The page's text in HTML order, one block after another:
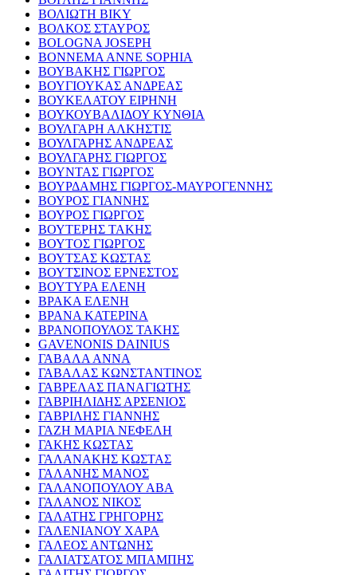
ΒΟΛΙΩΤΗ ΒΙΚΥ
ΒΟΛΚΟΣ ΣΤΑΥΡΟΣ
BOLOGNA JOSEPH
BONNEMA ANNE SOPHIA
ΒΟΥΒΑΚΗΣ ΓΙΩΡΓΟΣ
ΒΟΥΓΙΟΥΚΑΣ ΑΝΔΡΕΑΣ
ΒΟΥΚΕΛΑΤΟΥ ΕΙΡΗΝΗ
ΒΟΥΚΟΥΒΑΛΙΔΟΥ ΚΥΝΘΙΑ
ΒΟΥΛΓΑΡΗ ΑΛΚΗΣΤΙΣ
ΒΟΥΛΓΑΡΗΣ ΑΝΔΡΕΑΣ
ΒΟΥΛΓΑΡΗΣ ΓΙΩΡΓΟΣ
ΒΟΥΝΤΑΣ ΓΙΩΡΓΟΣ
ΒΟΥΡΔΑΜΗΣ ΓΙΩΡΓΟΣ-ΜΑΥΡΟΓΕΝΝΗΣ
ΒΟΥΡΟΣ ΓΙΑΝΝΗΣ
ΒΟΥΡΟΣ ΓΙΩΡΓΟΣ
ΒΟΥΤΕΡΗΣ ΤΑΚΗΣ
ΒΟΥΤΟΣ ΓΙΩΡΓΟΣ
ΒΟΥΤΣΑΣ ΚΩΣΤΑΣ
ΒΟΥΤΣΙΝΟΣ ΕΡΝΕΣΤΟΣ
ΒΟΥΤΥΡΑ ΕΛΕΝΗ
ΒΡΑΚΑ ΕΛΕΝΗ
ΒΡΑΝΑ ΚΑΤΕΡΙΝΑ
ΒΡΑΝΟΠΟΥΛΟΣ ΤΑΚΗΣ
GAVENONIS DAINIUS
ΓΑΒΑΛΑ ΑΝΝΑ
ΓΑΒΑΛΑΣ ΚΩΝΣΤΑΝΤΙΝΟΣ
ΓΑΒΡΕΛΑΣ ΠΑΝΑΓΙΩΤΗΣ
ΓΑΒΡΙΗΛΙΔΗΣ ΑΡΣΕΝΙΟΣ
ΓΑΒΡΙΛΗΣ ΓΙΑΝΝΗΣ
ΓΑΖΗ ΜΑΡΙΑ ΝΕΦΕΛΗ
ΓΑΚΗΣ ΚΩΣΤΑΣ
ΓΑΛΑΝΑΚΗΣ ΚΩΣΤΑΣ
ΓΑΛΑΝΗΣ ΜΑΝΟΣ
ΓΑΛΑΝΟΠΟΥΛΟΥ ΑΒΑ
ΓΑΛΑΝΟΣ ΝΙΚΟΣ
ΓΑΛΑΤΗΣ ΓΡΗΓΟΡΗΣ
ΓΑΛΕΝΙΑΝΟΥ ΧΑΡΑ
ΓΑΛΕΟΣ ΑΝΤΩΝΗΣ
ΓΑΛΙΑΤΣΑΤΟΣ ΜΠΑΜΠΗΣ